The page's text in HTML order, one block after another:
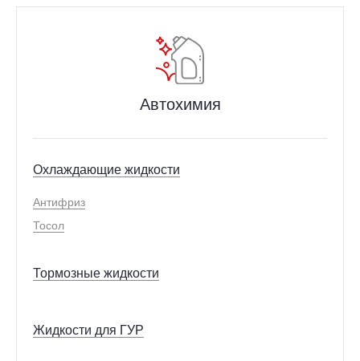
Автохимия
Охлаждающие жидкости
Антифриз
Тосол
Тормозные жидкости
Жидкости для ГУР